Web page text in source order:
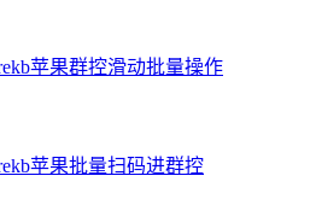
苹果群控滑动批量操作
苹果批量扫码进群控